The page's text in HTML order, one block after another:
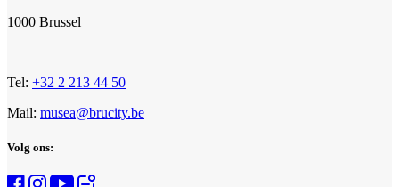
1000 Brussel
Tel: +32 2 213 44 50
Mail: musea@brucity.be
Volg ons: